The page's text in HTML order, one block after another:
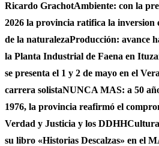
Ricardo GrachotAmbiente: con la
2026 la provincia ratifica la inversion
de la naturalezaProducción: avance
la Planta Industrial de Faena en
se presenta el 1 y 2 de mayo en el
carrera solistaNUNCA MAS: a 50
1976, la provincia reafirmó el
Verdad y Justicia y los DDHH
su libro «Historias Descalzas» en el